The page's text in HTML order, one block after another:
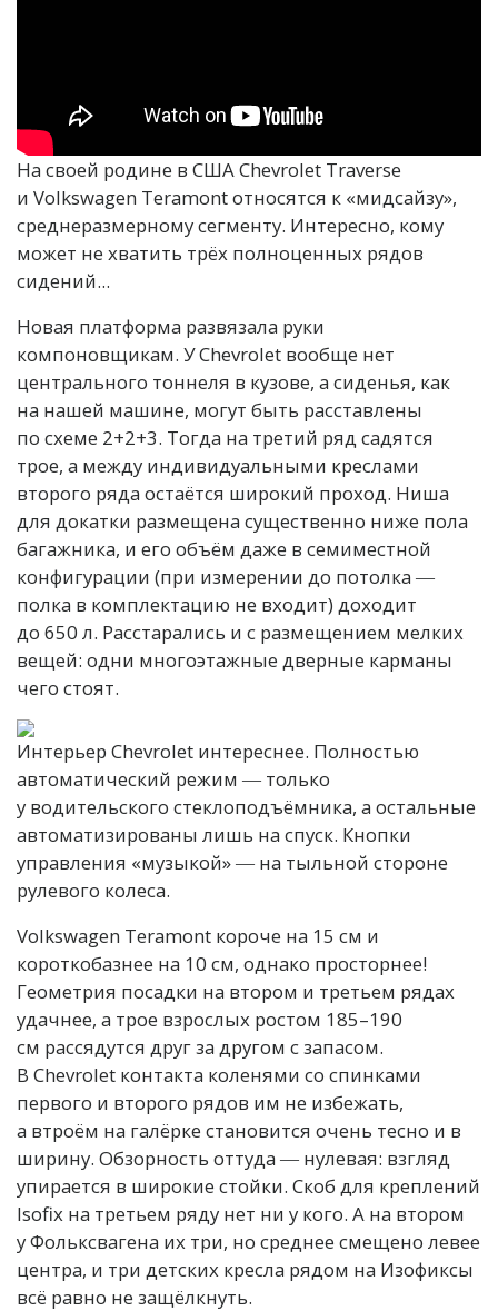
На своей родине в США Chevrolet Traverse
и Volkswagen Teramont относятся к «мидсайзу»,
среднеразмерному сегменту. Интересно, кому
может не хватить трёх полноценных рядов
сидений...
Новая платформа развязала руки
компоновщикам. У Chevrolet вообще нет
центрального тоннеля в кузове, а сиденья, как
на нашей машине, могут быть расставлены
по схеме 2+2+3. Тогда на третий ряд садятся
трое, а между индивидуальными креслами
второго ряда остаётся широкий проход. Ниша
для докатки размещена существенно ниже пола
багажника, и его объём даже в семиместной
конфигурации (при измерении до потолка ―
полка в комплектацию не входит) доходит
до 650 л. Расстарались и с размещением мелких
вещей: одни многоэтажные дверные карманы
чего стоят.
Интерьер Chevrolet интереснее. Полностью
автоматический режим ― только
у водительского стеклоподъёмника, а остальные
автоматизированы лишь на спуск. Кнопки
управления «музыкой» ― на тыльной стороне
рулевого колеса.
Volkswagen Teramont короче на 15 см и
короткобазнее на 10 см, однако просторнее!
Геометрия посадки на втором и третьем рядах
удачнее, а трое взрослых ростом 185–190
см рассядутся друг за другом с запасом.
В Chevrolet контакта коленями со спинками
первого и второго рядов им не избежать,
а втроём на галёрке становится очень тесно и в
ширину. Обзорность оттуда ― нулевая: взгляд
упирается в широкие стойки. Скоб для креплений
Isofix на третьем ряду нет ни у кого. А на втором
у Фольксвагена их три, но среднее смещено левее
центра, и три детских кресла рядом на Изофиксы
всё равно не защёлкнуть.